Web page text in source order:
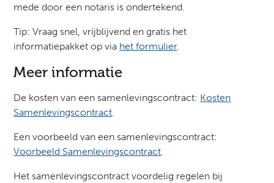
mede door een notaris is ondertekend.
Tip: Vraag snel, vrijblijvend en gratis het
informatiepakket op via het formulier.
Meer informatie
De kosten van een samenlevingscontract: Kosten
Samenlevingscontract.
Een voorbeeld van een samenlevingscontract:
Voorbeeld Samenlevingscontract.
Het samenlevingscontract voordelig regelen bij